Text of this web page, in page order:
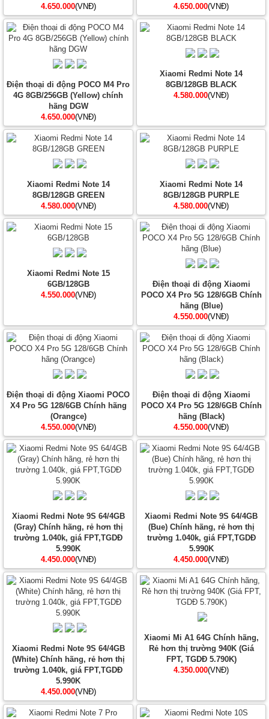
4.650.000(VNĐ)
4.650.000(VNĐ)
Điện thoại di động POCO M4 Pro
4G 8GB/256GB (Yellow) chính
hãng DGW
4.650.000(VNĐ)
Xiaomi Redmi Note 14
8GB/128GB BLACK
4.580.000(VNĐ)
Xiaomi Redmi Note 14
8GB/128GB GREEN
4.580.000(VNĐ)
Xiaomi Redmi Note 14
8GB/128GB PURPLE
4.580.000(VNĐ)
Xiaomi Redmi Note 15
6GB/128GB
4.550.000(VNĐ)
Điện thoại di động Xiaomi
POCO X4 Pro 5G 128/6GB Chính
hãng (Blue)
4.550.000(VNĐ)
Điện thoại di động Xiaomi POCO
X4 Pro 5G 128/6GB Chính hãng
(Orangce)
4.550.000(VNĐ)
Điện thoại di động Xiaomi
POCO X4 Pro 5G 128/6GB Chính
hãng (Black)
4.550.000(VNĐ)
Xiaomi Redmi Note 9S 64/4GB
(Gray) Chính hãng, rẻ hơn thị
trường 1.040k, giá FPT,TGDĐ
5.990K
4.450.000(VNĐ)
Xiaomi Redmi Note 9S 64/4GB
(Bue) Chính hãng, rẻ hơn thị
trường 1.040k, giá FPT,TGDĐ
5.990K
4.450.000(VNĐ)
Xiaomi Redmi Note 9S 64/4GB
(White) Chính hãng, rẻ hơn thị
trường 1.040k, giá FPT,TGDĐ
5.990K
4.450.000(VNĐ)
Xiaomi Mi A1 64G Chính hãng,
Rẻ hơn thị trường 940K (Giá
FPT, TGDĐ 5.790K)
4.350.000(VNĐ)